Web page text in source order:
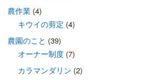
農作業 (4)
キウイの剪定 (4)
農園のこと (39)
オーナー制度(7)
カラマンダリン (2)